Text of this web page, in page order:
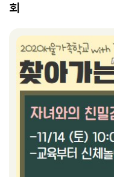
회